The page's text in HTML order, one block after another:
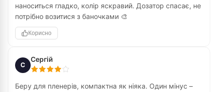
наноситься гладко, колір яскравий. Дозатор спасає, не
потрібно возитися з баночками 🎨
Корисно
С
Сергій
Беру для пленерів, компактна як ніяка. Один мінус –